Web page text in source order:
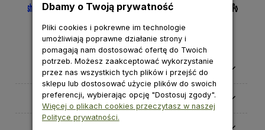
Pomoc
Moje konto
Dbamy o Twoją prywatność
Pliki cookies i pokrewne im technologie
umożliwiają poprawne działanie strony i
pomagają nam dostosować ofertę do Twoich
potrzeb. Możesz zaakceptować wykorzystanie
przez nas wszystkich tych plików i przejść do
sklepu lub dostosować użycie plików do swoich
preferencji, wybierając opcję "Dostosuj zgody".
Więcej o plikach cookies przeczytasz w naszej
Polityce prywatności.